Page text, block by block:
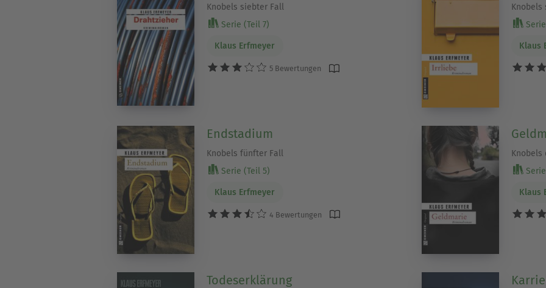
Knobels siebter Fall
Serie (Teil 7)
Klaus Erfmeyer
5 Bewertungen
Knobels
Serie
Klaus
Endstadium
Knobels fünfter Fall
Serie (Teil 5)
Klaus Erfmeyer
4 Bewertungen
Serie
Klaus
Todeserklärung